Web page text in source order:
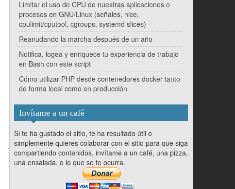
Limitar el uso de CPU de nuestras aplicaciones o
procesos en GNU/Linux (señales, nice,
cpulimit/cputool, cgroups, systemd slices)
Reanudando la marcha después de un año
Notifica, logea y enriquece tu experiencia de trabajo
en Bash con este script
Cómo utilizar PHP desde contenedores docker tanto
de forma local como en producción
Invítame a un café
Si te ha gustado el sitio, te ha resultado útil o
simplemente quieres colaborar con el sitio para que siga
compartiendo contenidos, invítame a un café, una pizza,
una ensalada, o lo que se te ocurra.